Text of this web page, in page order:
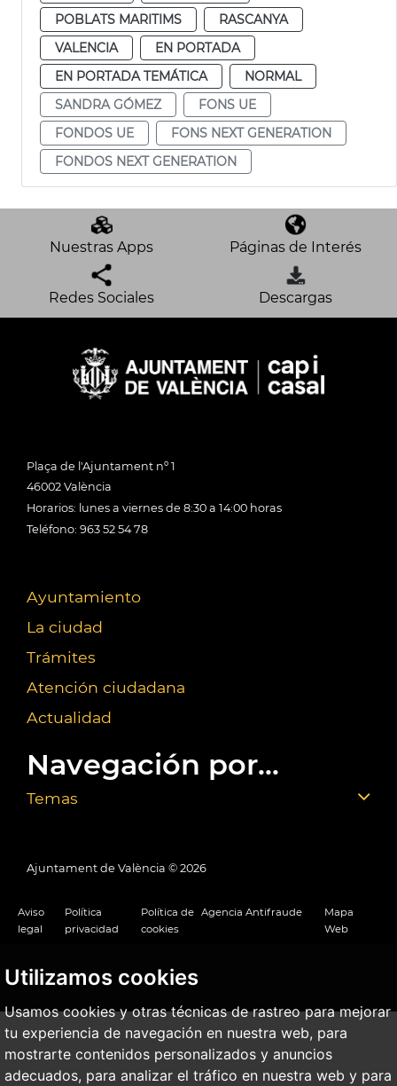
Utilizamos cookies
Usamos cookies y otras técnicas de rastreo para mejorar
tu experiencia de navegación en nuestra web, para
mostrarte contenidos personalizados y anuncios
adecuados, para analizar el tráfico en nuestra web y para
POBLATS MARITIMS
RASCANYA
VALENCIA
EN PORTADA
EN PORTADA TEMÁTICA
NORMAL
SANDRA GÓMEZ
FONS UE
FONDOS UE
FONS NEXT GENERATION
FONDOS NEXT GENERATION
Nuestras Apps Páginas de Interés
Redes Sociales Descargas
Plaça de l'Ajuntament nº 1
46002 València
Horarios: lunes a viernes de 8:30 a 14:00 horas
Teléfono: 963 52 54 78
Ayuntamiento
La ciudad
Trámites
Atención ciudadana
Actualidad
Navegación por...
Temas
Ajuntament de València © 2026
Aviso
legal
Política
privacidad
Política de
cookies
Agencia Antifraude
Mapa
Web